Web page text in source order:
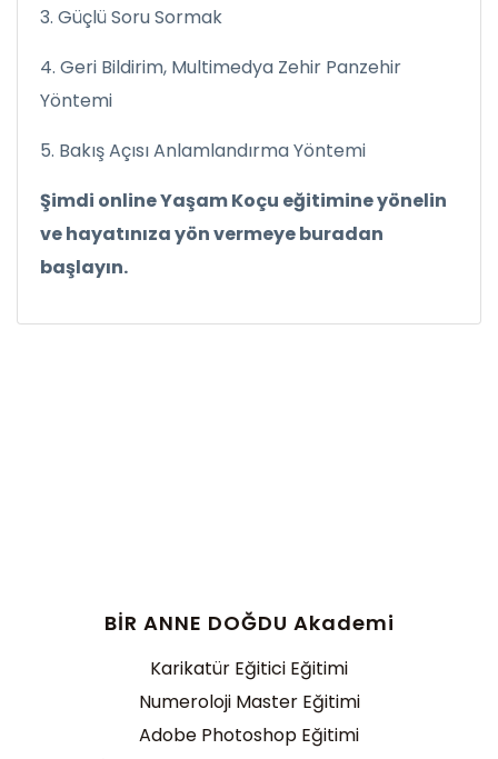
3. Güçlü Soru Sormak
4. Geri Bildirim, Multimedya Zehir Panzehir
Yöntemi
5. Bakış Açısı Anlamlandırma Yöntemi
Şimdi online Yaşam Koçu eğitimine yönelin
ve hayatınıza yön vermeye buradan
başlayın.
BİR ANNE DOĞDU Akademi
Karikatür Eğitici Eğitimi
Numeroloji Master Eğitimi
Adobe Photoshop Eğitimi